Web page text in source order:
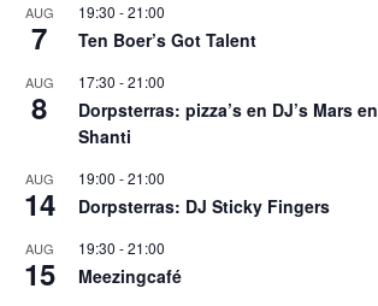
AUG
7
19:30 -21:00
Ten Boer’s Got Talent
AUG
8
17:30 -21:00
Dorpsterras: pizza’s en DJ’s Mars en
Shanti
AUG
14
19:00 -21:00
Dorpsterras: DJ Sticky Fingers
AUG
15
19:30 -21:00
Meezingcafé